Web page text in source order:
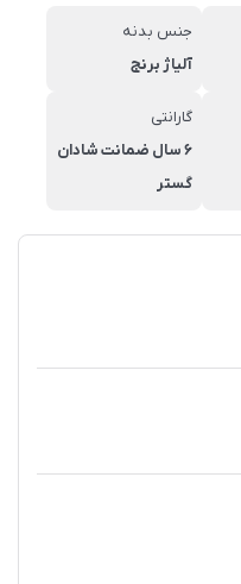
جنس بدنه
آلیاژ برنج
گارانتی
6 سال ضمانت شادان
گستر